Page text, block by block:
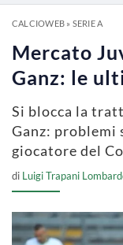
CALCIOWEB» SERIE A
Mercato
Ganz: le
Si blocca la
Ganz: problemi
giocatore del
di Luigi Trapani